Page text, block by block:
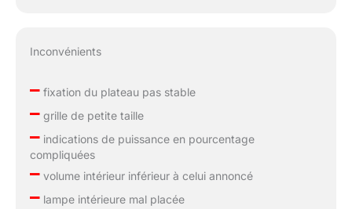
Inconvénients
–fixation du plateau pas stable
–grille de petite taille
–indications de puissance en pourcentage
compliquées
–volume intérieur inférieur à celui annoncé
–lampe intérieure mal placée